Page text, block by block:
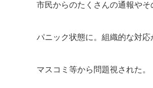
市民からのたくさんの通報や
パニック状態に。組織的な対
マスコミ等から問題視された。